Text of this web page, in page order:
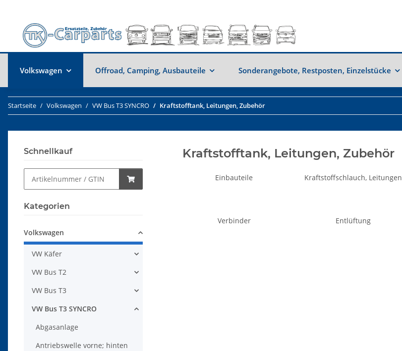
Volkswagen Offroad, Camping, Ausbauteile Sonderangebote, Restposten, Einzelstücke
Startseite Volkswagen VW Bus T3 SYNCRO Kraftstofftank, Leitungen, Zubehör
Kraftstofftank, Leitungen, Zubehör
Einbauteile Kraftstoffschlauch, Leitungen
Verbinder Entlüftung
Schnellkauf
Kategorien
Volkswagen
VW Käfer
VW Bus T2
VW Bus T3
VW Bus T3 SYNCRO
Abgasanlage
Antriebswelle vorne; hinten